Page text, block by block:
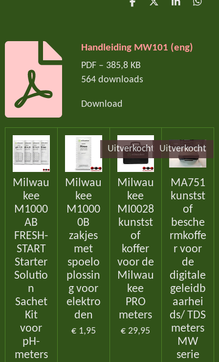
D
n
D
S
e
D
Handleiding MW101 (eng)
PDF – 385,8 KB
564 downloads
Download
Milwau
kee
M1000
AB
FRESH-
START
Starter
Solutio
n
Sachet
Kit
voor
pH-
meters
Milwau
kee
M1000
0B
zakjes
met
spoelo
plossin
g voor
elektro
den
€ 1,95
Uitverkocht
Milwau
kee
MI0028
kunstst
of
koffer
voor de
Milwau
kee
PRO
meters
€ 29,95
Uitverkocht
MA751
kunstst
of
besche
rmkoffe
r voor
de
digitale
geleidb
aarhei
ds/ TDS
meters
MW
serie